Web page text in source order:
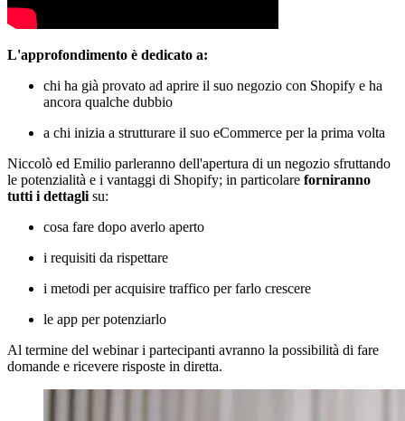
L'approfondimento è dedicato a:
chi ha già provato ad aprire il suo negozio con Shopify e ha
ancora qualche dubbio
a chi inizia a strutturare il suo eCommerce per la prima volta
Niccolò ed Emilio parleranno dell'apertura di un negozio sfruttando
le potenzialità e i vantaggi di Shopify; in particolare forniranno
tutti i dettagli su:
cosa fare dopo averlo aperto
i requisiti da rispettare
i metodi per acquisire traffico per farlo crescere
le app per potenziarlo
Al termine del webinar i partecipanti avranno la possibilità di fare
domande e ricevere risposte in diretta.